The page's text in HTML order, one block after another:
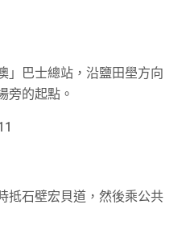
」巴士總站，沿鹽田壆方向
旁的起點。
抵石壁宏貝道，然後乘公共